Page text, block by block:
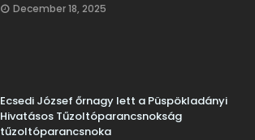
December 18, 2025
Ecsedi József őrnagy lett a Püspökladányi
Hivatásos Tűzoltóparancsnokság
tűzoltóparancsnoka